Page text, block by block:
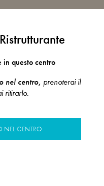
in questo centro
nel centro, prenoterai il
ritirarlo.
NEL CENTRO